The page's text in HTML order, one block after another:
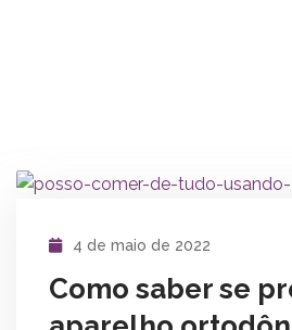
4 de maio de 2022
Como saber se